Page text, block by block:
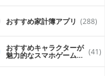
おすすめ家計簿アプリ (288)
おすすめキャラクターが
魅力的なスマホゲームア (41)